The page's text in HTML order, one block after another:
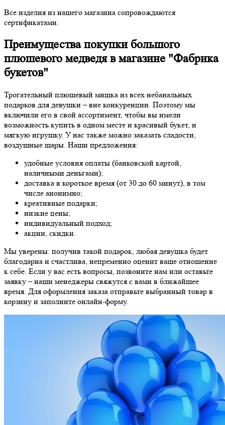
Все изделия из нашего магазина сопровождаются
сертификатами.
Преимущества покупки большого
плюшевого медведя в магазине "Фабрика
букетов"
Трогательный плюшевый мишка из всех небанальных
подарков для девушки – вне конкуренции. Поэтому мы
включили его в свой ассортимент, чтобы вы имели
возможность купить в одном месте и красивый букет, и
мягкую игрушку. У нас также можно заказать сладости,
воздушные шары. Наши предложения:
удобные условия оплаты (банковской картой,
наличными деньгами);
доставка в короткое время (от 30 до 60 минут), в том
числе анонимно;
креативные подарки;
низкие цены;
индивидуальный подход;
акции, скидки.
Мы уверены: получив такой подарок, любая девушка будет
благодарна и счастлива, непременно оценит ваше отношение
к себе. Если у вас есть вопросы, позвоните нам или оставьте
заявку – наши менеджеры свяжутся с вами в ближайшее
время. Для оформления заказа отправьте выбранный товар в
корзину и заполните онлайн-форму.